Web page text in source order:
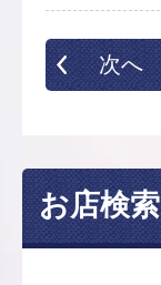
次へ
お店検索